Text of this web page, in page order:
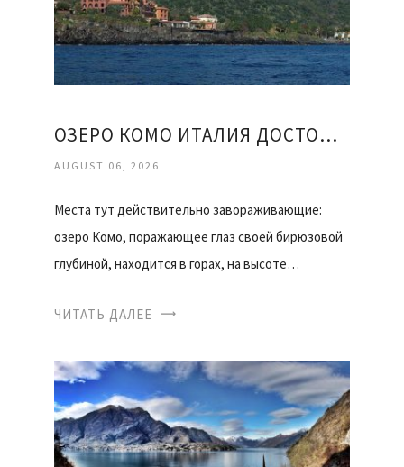
ОЗЕРО КОМО ИТАЛИЯ ДОСТОПРИМЕЧАТЕЛЬНОСТИ ОТЗЫВЫ
AUGUST 06, 2026
Места тут действительно завораживающие:
озеро Комо, поражающее глаз своей бирюзовой
глубиной, находится в горах, на высоте…
ЧИТАТЬ ДАЛЕЕ